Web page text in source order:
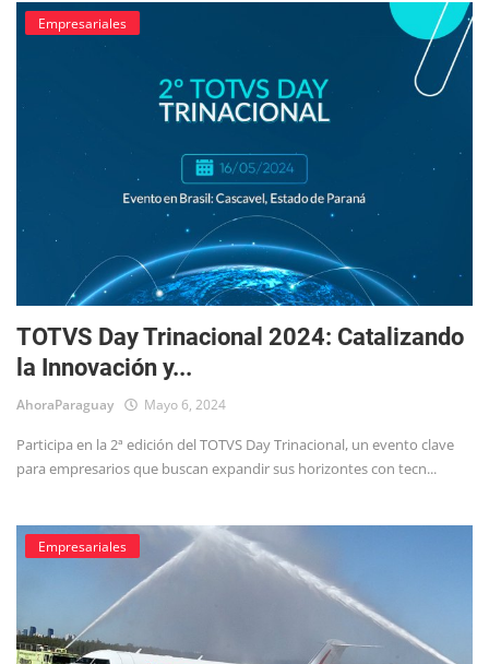
Empresariales
TOTVS Day Trinacional 2024: Catalizando
la Innovación y...
AhoraParaguay Mayo 6, 2024
Participa en la 2ª edición del TOTVS Day Trinacional, un evento clave
para empresarios que buscan expandir sus horizontes con tecn...
Empresariales